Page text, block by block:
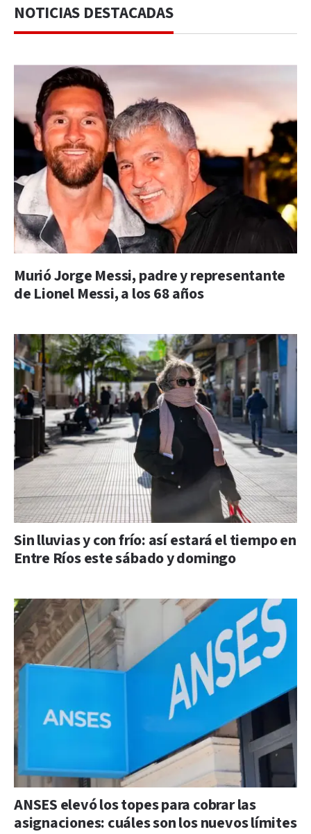
NOTICIAS DESTACADAS
Murió Jorge Messi, padre y representante
de Lionel Messi, a los 68 años
Sin lluvias y con frío: así estará el tiempo en
Entre Ríos este sábado y domingo
ANSES elevó los topes para cobrar las
asignaciones: cuáles son los nuevos límites